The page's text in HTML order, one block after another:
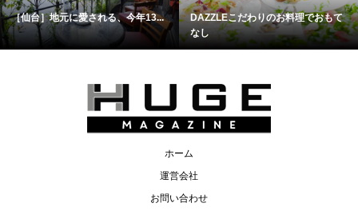
［仙台］地元に愛される、今年13...
DAZZLEこだわりのお料理でおもて
なし
ホーム
運営会社
お問い合わせ